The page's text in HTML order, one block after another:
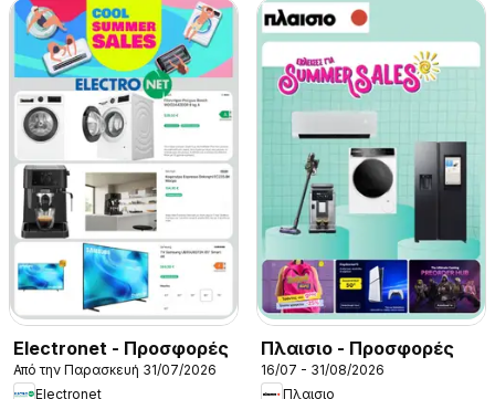
Electronet - Προσφορές
Από την Παρασκευή 31/07/2026
Electronet
Πλαισιο - Προσφορές
16/07 - 31/08/2026
Πλαισιο